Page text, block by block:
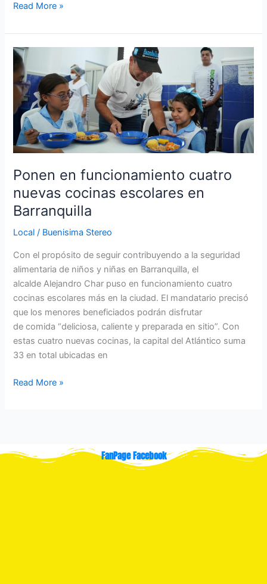
Read More »
Ponen en funcionamiento cuatro
nuevas cocinas escolares en
Barranquilla
Local / Buenisima Stereo
Con el propósito de seguir contribuyendo a la seguridad
alimentaria de niños y niñas en Barranquilla, el
alcalde Alejandro Char puso en funcionamiento cuatro
cocinas escolares más en la ciudad. El mandatario precisó
que los menores beneficiados podrán disfrutar
de comida “deliciosa, caliente y preparada en sitio”. Con
estas cuatro nuevas cocinas, la capital del Atlántico suma
33 en total ubicadas en
Ponen
en
funcionamiento
cuatro
nuevas
cocinas
escolares
en
Barranquilla
Read More »
FanPage Facebook